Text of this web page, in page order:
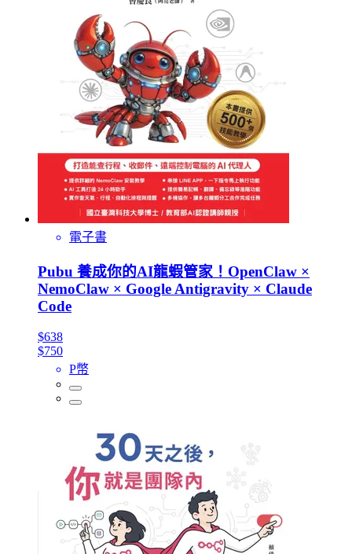
電子書
Pubu 養成你的AI龍蝦管家！OpenClaw ×
NemoClaw × Google Antigravity × Claude
Code
$638
$750
P幣